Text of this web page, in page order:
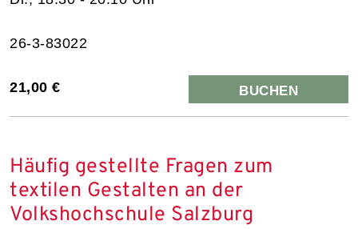
26-3-83022
21,00 € BUCHEN
Häufig gestellte Fragen zum
textilen Gestalten an der
Volkshochschule Salzburg